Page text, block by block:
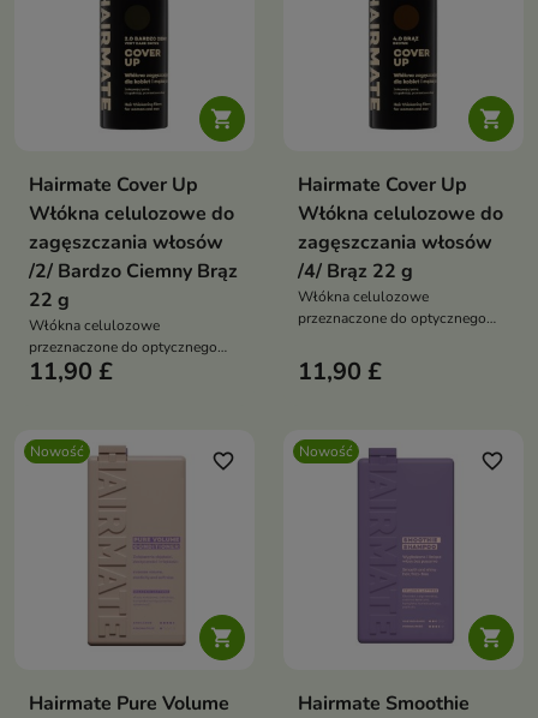

Hairmate Cover Up
Włókna celulozowe do
zagęszczania włosów
/2/ Bardzo Ciemny Brąz
22 g
Włókna celulozowe
przeznaczone do optycznego
zagęszczania włosów oraz
11,90 £

Hairmate Cover Up
Włókna celulozowe do
zagęszczania włosów
/4/ Brąz 22 g
Włókna celulozowe
przeznaczone do optycznego
maskowania miejsc, w których
widoczna jest skóra głowy.
11,90 £
Nowość

favorite_border
Hairmate Pure Volume
Nowość

favorite_border
Hairmate Smoothie